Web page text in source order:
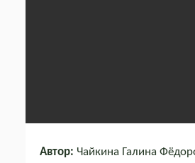
Автор: Чайкина Галина